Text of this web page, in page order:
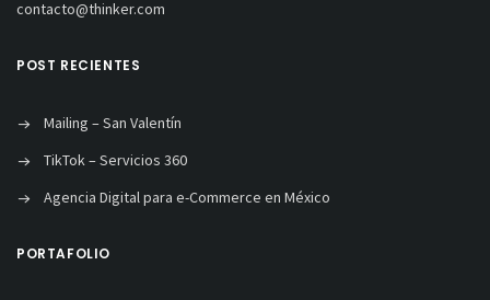
contacto@thinker.com
POST RECIENTES
Mailing – San Valentín
TikTok – Servicios 360
Agencia Digital para e-Commerce en México
PORTAFOLIO